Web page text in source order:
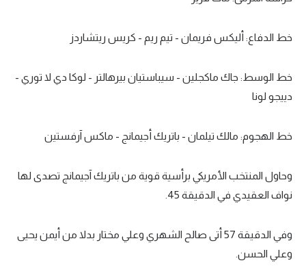
رياضة نسائية
آسيا
أمريكا
ركن الألعاب
أقسام خاصة
Gamers
تحقيق في الجول
خط الدفاع: أليكس فريمان - تيم ريم - كريس ريتشاردز
خط الوسط: جاك ماكجلين - سيباستيان بيرهالتر - لوكا دي لا توري -
دييجو لونا
خط الهجوم: مالك تيلمان - باتريك أجيمانج - ماكس آرفستين
وحاول المنتخب الأمريكي برأسية قوية من باتريك آجيمانج تصدى لها
نواف العقيدي في الدقيقة 45.
وفي الدقيقة 57 أتى صالح الشهري وعلي مختار بدلا من أيمن يحيى
وعلي الحسن.